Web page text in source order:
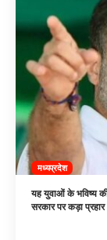
मध्यप्रदेश
यह युवाओं के भविष्य की
सरकार पर कड़ा प्रहार